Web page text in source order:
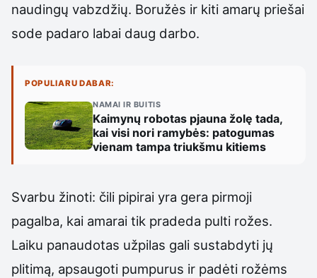
naudingų vabzdžių. Boružės ir kiti amarų priešai
sode padaro labai daug darbo.
POPULIARU DABAR:
NAMAI IR BUITIS
Kaimynų robotas pjauna žolę tada,
kai visi nori ramybės: patogumas
vienam tampa triukšmu kitiems
Svarbu žinoti: čili pipirai yra gera pirmoji
pagalba, kai amarai tik pradeda pulti rožes.
Laiku panaudotas užpilas gali sustabdyti jų
plitimą, apsaugoti pumpurus ir padėti rožėms